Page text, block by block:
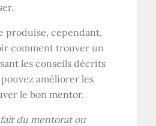
produise, cependant,
comment trouver un
les conseils décrits
améliorer les
le bon mentor.
du mentorat ou